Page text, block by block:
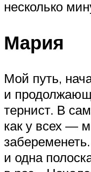
несколько
Мария
Мой путь,
и
тернист. В
как у всех —
и одна